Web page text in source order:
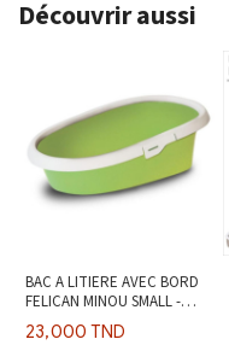
Découvrir aussi
BAC A LITIERE AVEC BORD
FELICAN MINOU SMALL -
43x30x H14cm
23,000 TND